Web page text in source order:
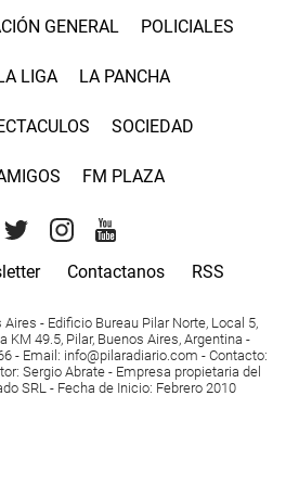
GENERAL POLICIALES
LIGA LA PANCHA
SOCIEDAD
FM PLAZA
Contactanos RSS
Aires - Edificio Bureau Pilar Norte, Local 5,
KM 49.5, Pilar, Buenos Aires, Argentina -
- Email : info@pilaradiario.com - Contacto:
: Sergio Abrate - Empresa propietaria del
SRL - Fecha de Inicio: Febrero 2010